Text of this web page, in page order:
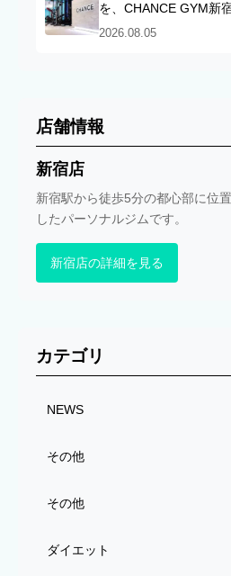
を、CHANCE GYM新
2026.08.05
店舗情報
新宿店
新宿駅から徒歩5分の都心部に位
したパーソナルジムです。
新宿店の詳細を見る
カテゴリ
NEWS
その他
その他
ダイエット